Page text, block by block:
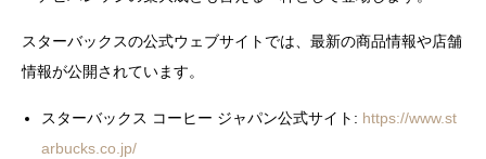
スターバックスの公式ウェブサイトでは、最新の商品情報や店舗
情報が公開されています。
スターバックス コーヒー ジャパン公式サイト: https://www.st
arbucks.co.jp/